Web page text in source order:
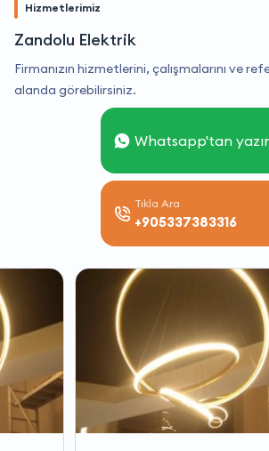
Hizmetlerimiz
Zandolu Elektrik
Firmanızın hizmetlerini, çalışmalarını ve
alanda görebilirsiniz.
Whatsapp'tan
Tıkla Ara
+905337383316